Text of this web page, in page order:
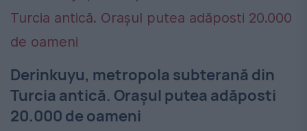
Derinkuyu, metropola subterană din
Turcia antică. Orașul putea adăposti
20.000 de oameni